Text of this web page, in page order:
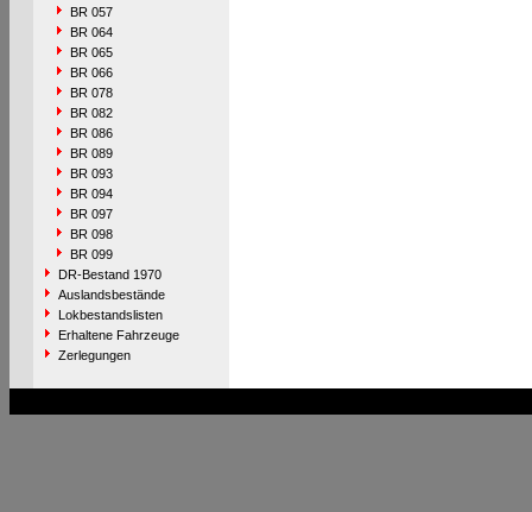
BR 057
BR 064
BR 065
BR 066
BR 078
BR 082
BR 086
BR 089
BR 093
BR 094
BR 097
BR 098
BR 099
DR-Bestand 1970
Auslandsbestände
Lokbestandslisten
Erhaltene Fahrzeuge
Zerlegungen